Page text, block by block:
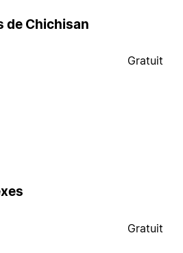
de Chichisan
Gratuit
Gratuit